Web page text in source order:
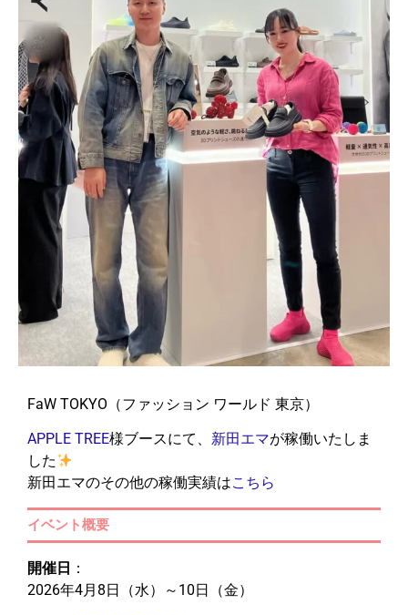
FaW TOKYO（ファッション ワールド 東京）
APPLE TREE様ブースにて、 新田エマが稼働いたしま
した
新田エマのその他の稼働実績はこちら
イベント概要
開催日 ：
2026年4月8日（水）～10日（金）